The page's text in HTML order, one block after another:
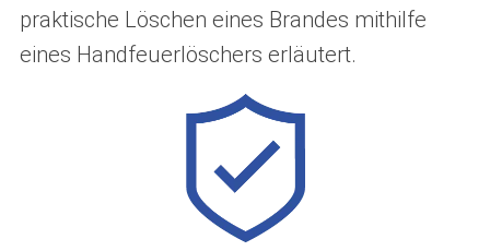
praktische Löschen eines Brandes mithilfe
eines Handfeuerlöschers erläutert.